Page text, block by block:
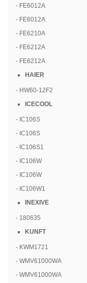
- FE6012A
- FE6012A
- FE6210A
- FE6212A
- FE6212A
HAIER
- HW60-12F2
ICECOOL
- IC106S
- IC106S
- IC106S1
- IC106W
- IC106W
- IC106W1
INEXIVE
- 180635
KUNFT
- KWM1721
- WMV61000WA
- WMV61000WA